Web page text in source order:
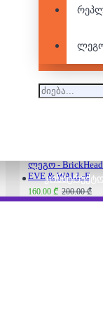
Gandalf and Balrog
ლეგო -
EVE & WALL-E
160.00 ₾ 200.00 ₾